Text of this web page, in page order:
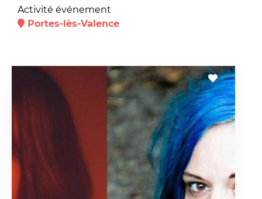
Activité événement
Portes-lès-Valence